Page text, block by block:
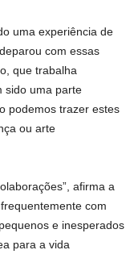
uma experiência de
com essas
que trabalha
sido uma parte
podemos trazer estes
ou arte
afirma a
com
e inesperados
para a vida